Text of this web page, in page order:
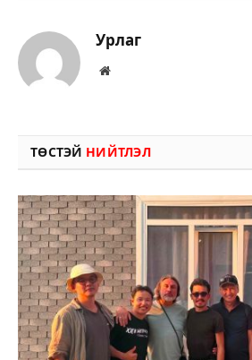
Урлаг
Вэбсайт
ТӨСТЭЙ НИЙТЛЭЛ